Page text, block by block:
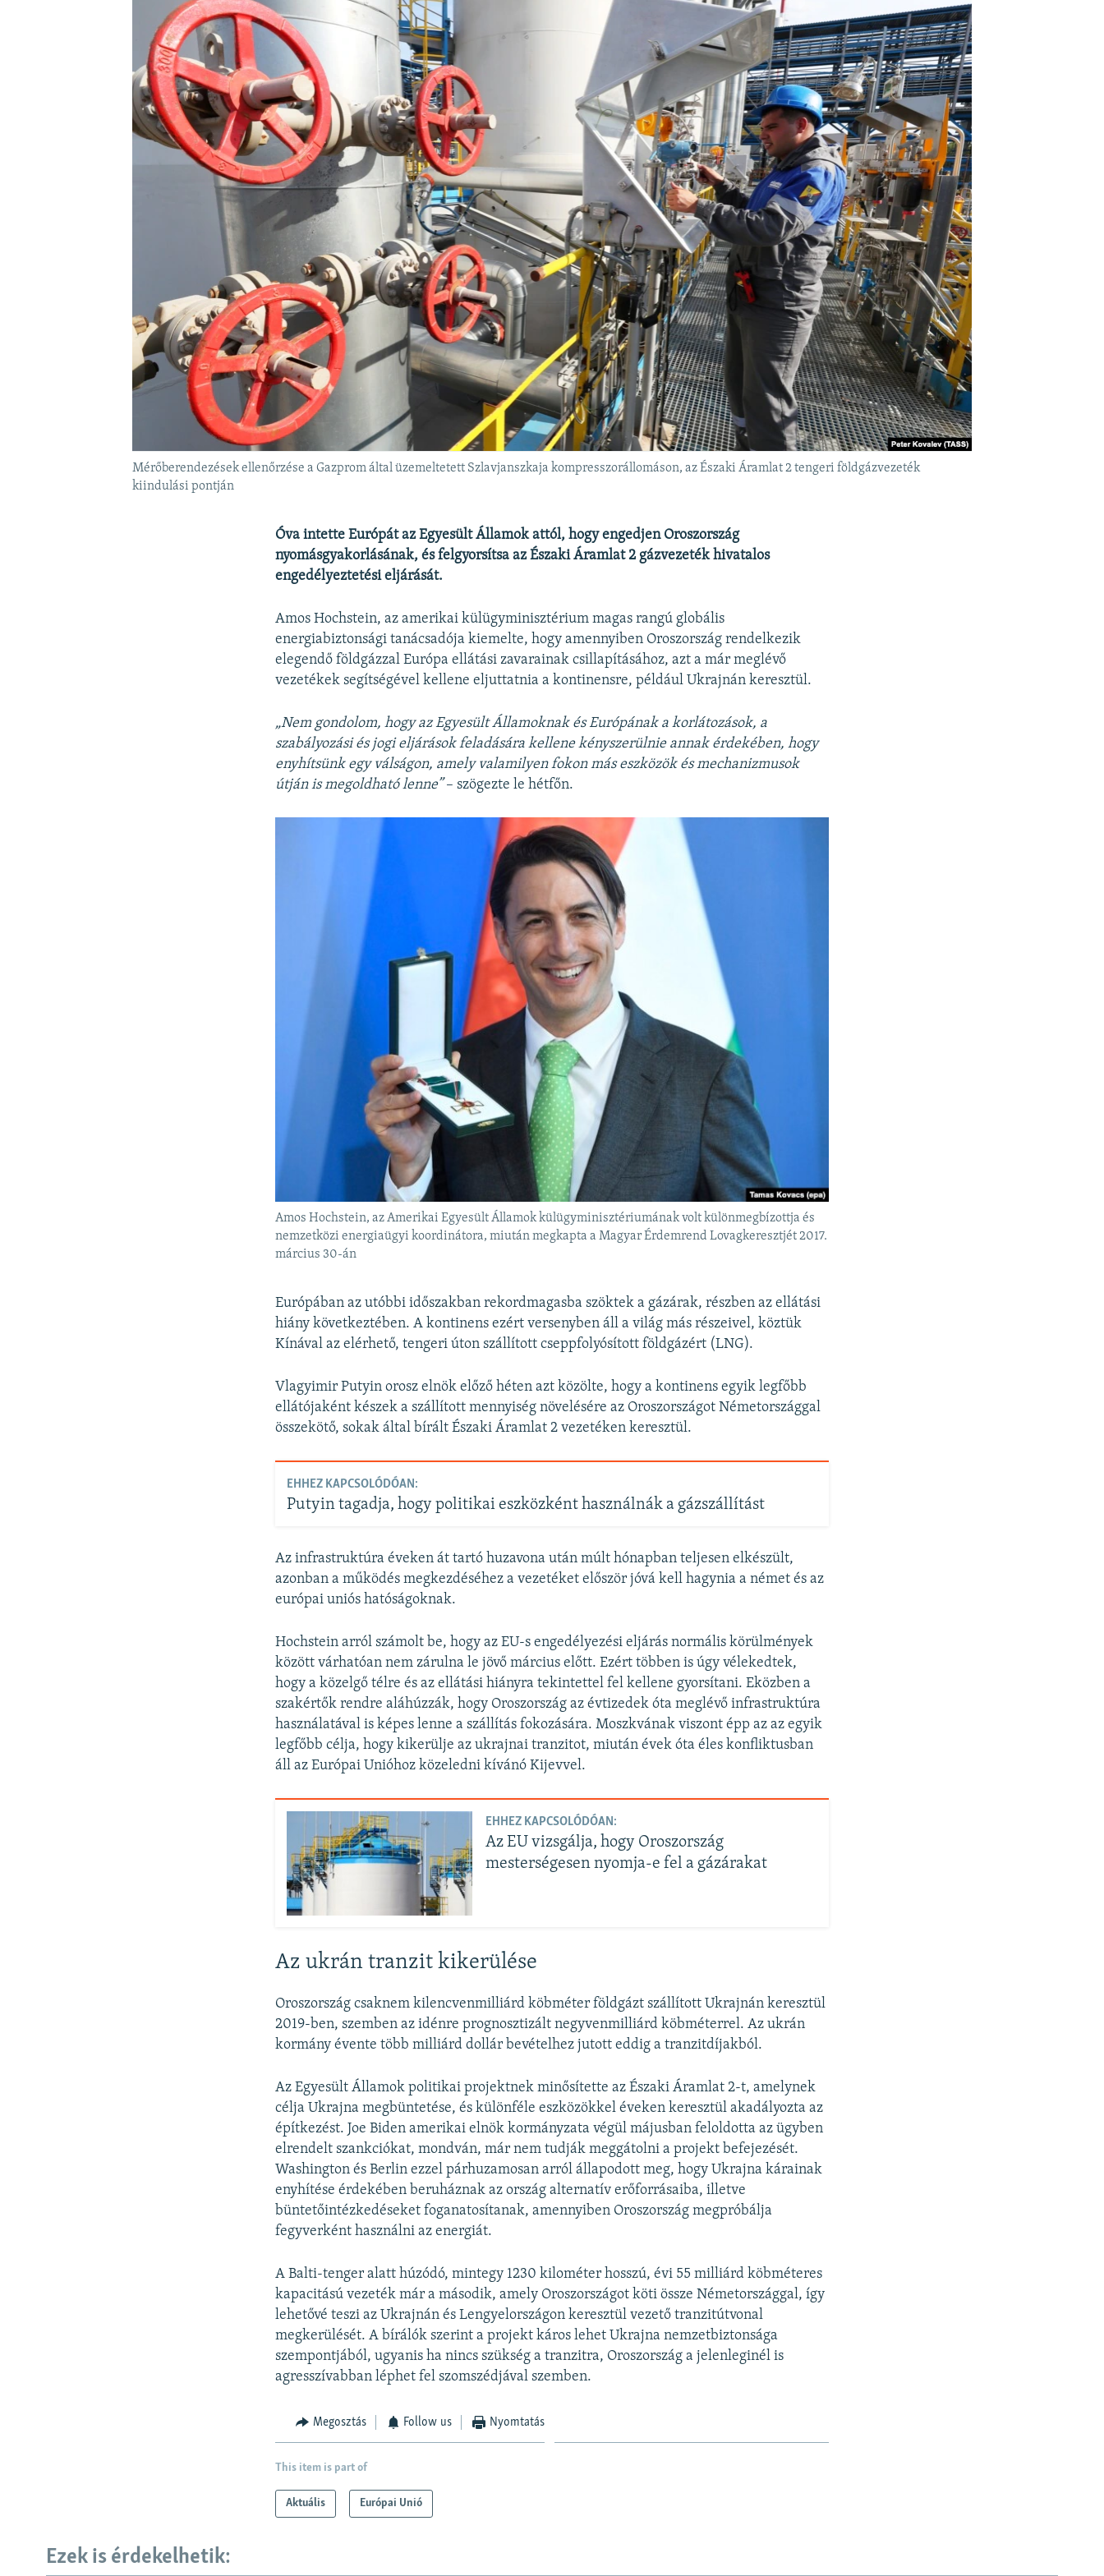
A MÚLT TANULSÁGAI
Mérőberendezések ellenőrzése a Gazprom által üzemeltetett Szlavjanszkaja kompresszorállomáson, az Északi Áramlat 2 tengeri földgázvezeték
kiindulási pontján
Óva intette Európát az Egyesült Államok attól, hogy engedjen Oroszország
nyomásgyakorlásának, és felgyorsítsa az Északi Áramlat 2 gázvezeték hivatalos
engedélyeztetési eljárását.
Amos Hochstein, az amerikai külügyminisztérium magas rangú globális
energiabiztonsági tanácsadója kiemelte, hogy amennyiben Oroszország rendelkezik
elegendő földgázzal Európa ellátási zavarainak csillapításához, azt a már meglévő
vezetékek segítségével kellene eljuttatnia a kontinensre, például Ukrajnán keresztül.
„Nem gondolom, hogy az Egyesült Államoknak és Európának a korlátozások, a
szabályozási és jogi eljárások feladására kellene kényszerülnie annak érdekében, hogy
enyhítsünk egy válságon, amely valamilyen fokon más eszközök és mechanizmusok
útján is megoldható lenne”– szögezte le hétfőn.
Amos Hochstein, az Amerikai Egyesült Államok külügyminisztériumának volt különmegbízottja és
nemzetközi energiaügyi koordinátora, miután megkapta a Magyar Érdemrend Lovagkeresztjét 2017.
március 30-án
Európában az utóbbi időszakban rekordmagasba szöktek a gázárak, részben az ellátási
hiány következtében. A kontinens ezért versenyben áll a világ más részeivel, köztük
Kínával az elérhető, tengeri úton szállított cseppfolyósított földgázért (LNG).
Vlagyimir Putyin orosz elnök előző héten azt közölte, hogy a kontinens egyik legfőbb
ellátójaként készek a szállított mennyiség növelésére az Oroszországot Németországgal
összekötő, sokak által bírált Északi Áramlat 2 vezetéken keresztül.
EHHEZ KAPCSOLÓDÓAN:
Putyin tagadja, hogy politikai eszközként használnák a gázszállítást
Az infrastruktúra éveken át tartó huzavona után múlt hónapban teljesen elkészült,
azonban a működés megkezdéséhez a vezetéket először jóvá kell hagynia a német és az
európai uniós hatóságoknak.
Hochstein arról számolt be, hogy az EU-s engedélyezési eljárás normális körülmények
között várhatóan nem zárulna le jövő március előtt. Ezért többen is úgy vélekedtek,
hogy a közelgő télre és az ellátási hiányra tekintettel fel kellene gyorsítani. Eközben a
szakértők rendre aláhúzzák, hogy Oroszország az évtizedek óta meglévő infrastruktúra
használatával is képes lenne a szállítás fokozására. Moszkvának viszont épp az az egyik
legfőbb célja, hogy kikerülje az ukrajnai tranzitot, miután évek óta éles konfliktusban
áll az Európai Unióhoz közeledni kívánó Kijevvel.
EHHEZ KAPCSOLÓDÓAN:
Az EU vizsgálja, hogy Oroszország
mesterségesen nyomja-e fel a gázárakat
Az ukrán tranzit kikerülése
Oroszország csaknem kilencvenmilliárd köbméter földgázt szállított Ukrajnán keresztül
2019-ben, szemben az idénre prognosztizált negyvenmilliárd köbméterrel. Az ukrán
kormány évente több milliárd dollár bevételhez jutott eddig a tranzitdíjakból.
Az Egyesült Államok politikai projektnek minősítette az Északi Áramlat 2-t, amelynek
célja Ukrajna megbüntetése, és különféle eszközökkel éveken keresztül akadályozta az
építkezést. Joe Biden amerikai elnök kormányzata végül májusban feloldotta az ügyben
elrendelt szankciókat, mondván, már nem tudják meggátolni a projekt befejezését.
Washington és Berlin ezzel párhuzamosan arról állapodott meg, hogy Ukrajna kárainak
enyhítése érdekében beruháznak az ország alternatív erőforrásaiba, illetve
büntetőintézkedéseket foganatosítanak, amennyiben Oroszország megpróbálja
fegyverként használni az energiát.
A Balti-tenger alatt húzódó, mintegy 1230 kilométer hosszú, évi 55 milliárd köbméteres
kapacitású vezeték már a második, amely Oroszországot köti össze Németországgal, így
lehetővé teszi az Ukrajnán és Lengyelországon keresztül vezető tranzitútvonal
megkerülését. A bírálók szerint a projekt káros lehet Ukrajna nemzetbiztonsága
szempontjából, ugyanis ha nincs szükség a tranzitra, Oroszország a jelenleginél is
agresszívabban léphet fel szomszédjával szemben.
Megosztás Follow us Nyomtatás
This item is part of
Aktuális Európai Unió
Ezek is érdekelhetik: